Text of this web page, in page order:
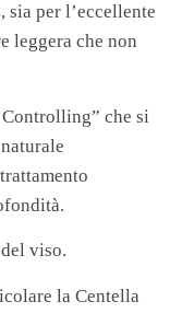
sia per l’eccellente
leggera che non
che si
viso.
la Centella